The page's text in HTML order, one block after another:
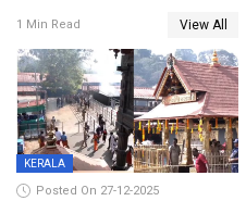
കേസ്; തർക്കമുണ്ടായത്
ഫേഷ്യലിന് 300 രൂപ
ആവശ്യപ്പെട്ടതിനെച്ചൊല്ലി
1 Min Read View All
KERALA
Posted On 27-12-2025